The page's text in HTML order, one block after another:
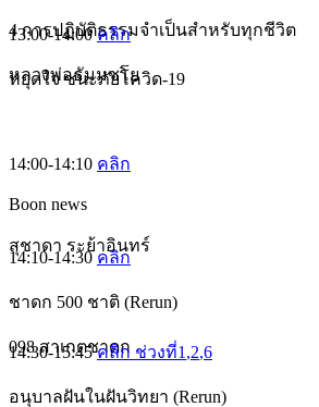
4 การปฏิบัติธรรมจำเป็นสำหรับทุกชีวิต
หลวงพ่อธัมมชโย
13:00-14:00คลิก
หยุดใจ ชนะภัยโควิด-19
14:00-14:10 คลิก
Boon news
สุชาดา ระย้าอินทร์
14:10-14:30คลิก
ชาดก 500 ชาติ (Rerun)
098 สาเกตชาดก
14:30-15:45คลิก ช่วงที่1 ,2,6
อนุบาลฝันในฝันวิทยา (Rerun)